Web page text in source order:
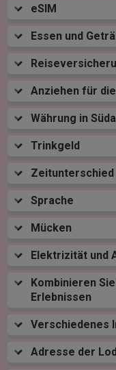
eSIM
Essen und
Anziehen für
Währung in
Trinkgeld
Zeitunterschied
Sprache
Mücken
Elektrizität und
Kombinieren
Erlebnissen
Verschiedenes
Adresse der